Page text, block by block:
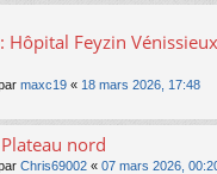
Hôpital Feyzin
maxc19 « 18 mars 2026, 17:48
nord
Chris69002 « 07 mars 2026,